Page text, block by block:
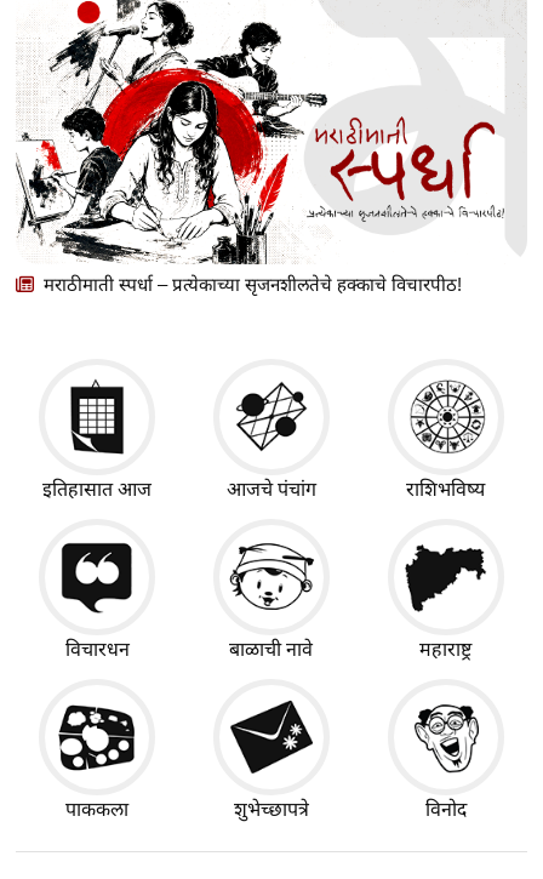
मराठीमाती स्पर्धा – प्रत्येकाच्या सृजनशीलतेचे हक्काचे विचारपीठ!
इतिहासात आज आजचे पंचांग राशिभविष्य
विचारधन बाळाची नावे महाराष्ट्र
पाककला शुभेच्छापत्रे विनोद